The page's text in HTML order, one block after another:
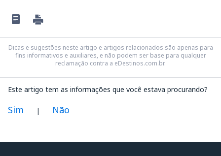
Dicas e sugestões neste artigo e artigos relacionados são apenas para
fins informativos e auxiliares, e não podem ser base para qualquer
reclamação contra a eDestinos.com.br.
Este artigo tem as informações que você estava procurando?
Sim | Não